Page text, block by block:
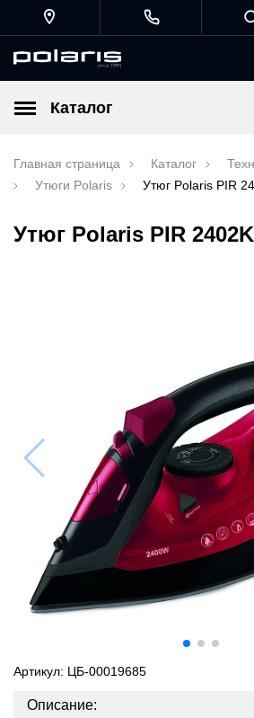
Каталог
Главная страница Каталог
Утюги Polaris
Утюг Polaris PIR
Утюг Polaris PIR 2402K
Артикул: ЦБ-00019685
Описание: